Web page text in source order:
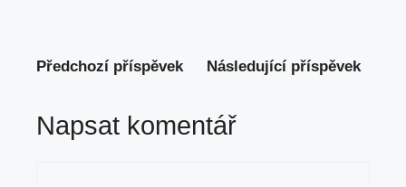
Předchozí příspěvek Následující příspěvek
Napsat komentář